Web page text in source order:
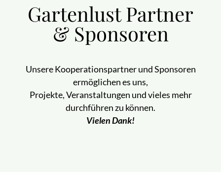
Gartenlust Partner
& Sponsoren
Unsere Kooperationspartner und Sponsoren
ermöglichen es uns,
Projekte, Veranstaltungen und vieles mehr
durchführen zu können.
Vielen Dank!